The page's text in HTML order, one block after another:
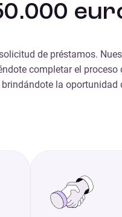
de préstamos.
completar el
la oportunidad